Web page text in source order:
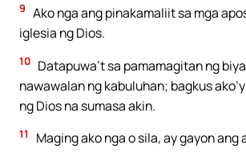
9 Ako nga ang pinakamaliit sa mga
iglesia ng Dios.
10 Datapuwa’t sa pamamagitan ng
nawawalan ng kabuluhan; bagkus
ng Dios na sumasa akin.
11 Maging ako nga o sila, ay gayon